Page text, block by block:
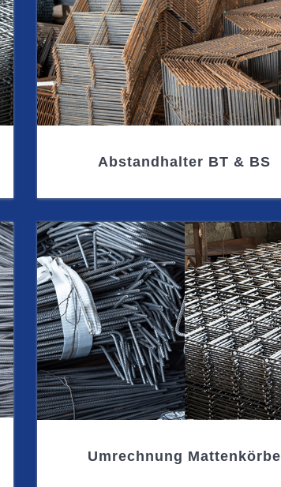
Abstandhalter BT & BS
Umrechnung Mattenkörbe